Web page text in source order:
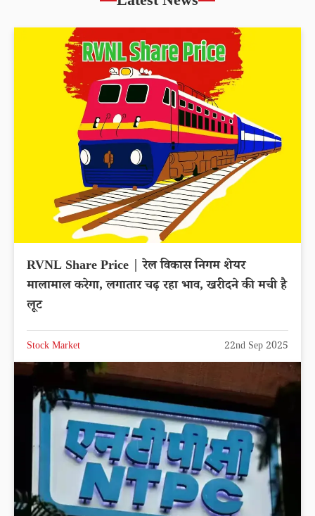
RVNL Share Price | रेल विकास निगम शेयर
मालामाल करेगा, लगातार चढ़ रहा भाव, खरीदने की मची है
लूट
Stock Market 22nd Sep 2025